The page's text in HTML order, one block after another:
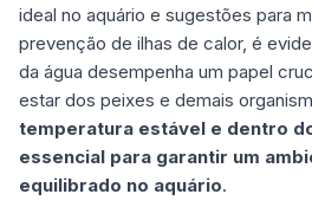
ideal no aquário e sugestões para
prevenção de ilhas de calor, é
da água desempenha um papel
estar dos peixes e demais
temperatura estável e dentro
essencial para garantir um
equilibrado no aquário.